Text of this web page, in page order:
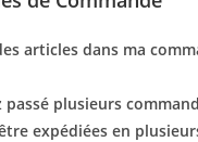
articles dans ma
passé plusieurs
expédiées en